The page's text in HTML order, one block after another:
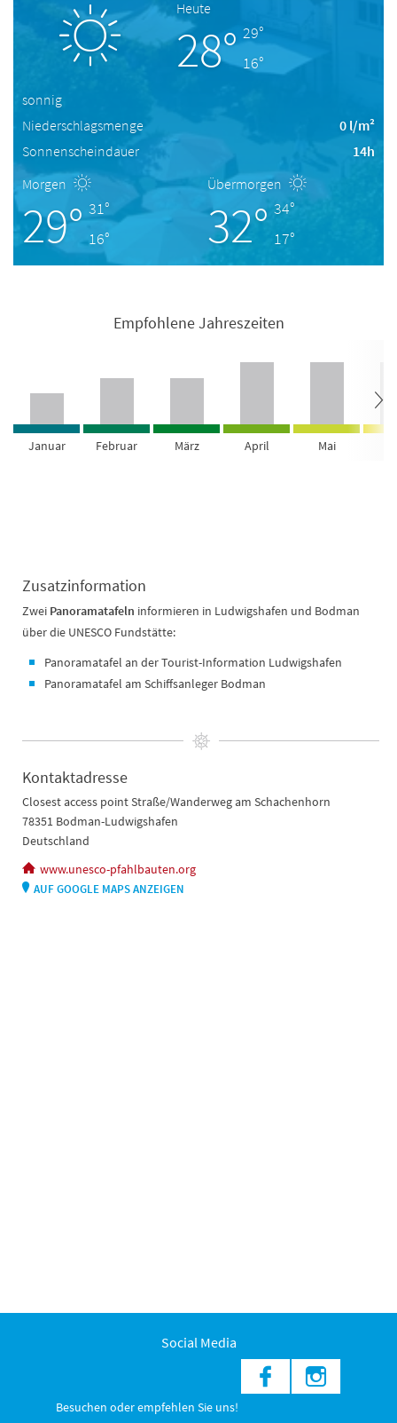
Heute
28° 29°
16°
sonnig
Niederschlagsmenge
0 l/m²
Sonnenscheindauer
14h
Morgen
29° 31°
16°
Übermorgen
32° 34°
17°
Empfohlene Jahreszeiten
Januar Februar März April Mai
Zusatzinformation
Zwei Panoramatafeln informieren in Ludwigshafen und Bodman
über die UNESCO Fundstätte:
Panoramatafel an der Tourist-Information Ludwigshafen
Panoramatafel am Schiffsanleger Bodman
Kontaktadresse
Closest access point Straße/Wanderweg am Schachenhorn
78351 Bodman-Ludwigshafen
Deutschland
www.unesco-pfahlbauten.org
AUF GOOGLE MAPS ANZEIGEN
Social Media
Besuchen oder empfehlen Sie uns!